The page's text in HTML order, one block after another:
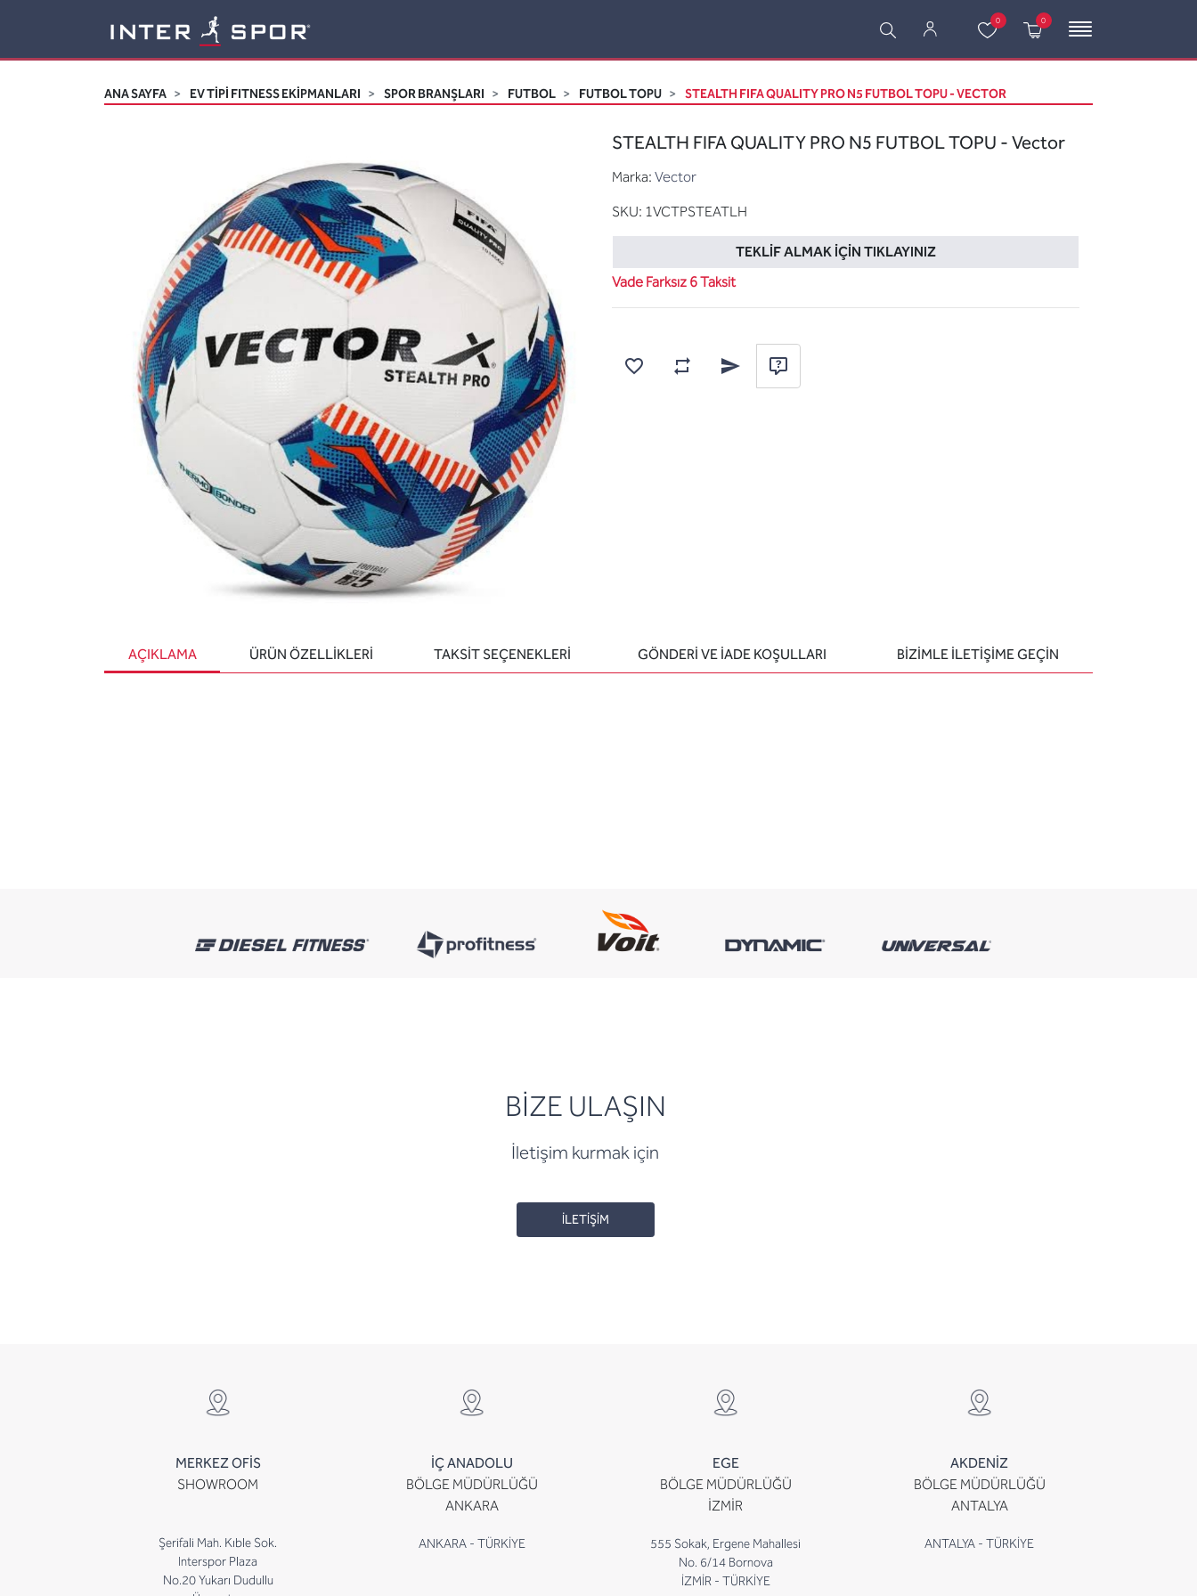
0 0
ANA SAYFA EV TİPİ FITNESS EKİPMANLARI SPOR BRANŞLARI FUTBOL FUTBOL TOPU STEALTH FIFA QUALITY PRO N5 FUTBOL TOPU - VECTOR
STEALTH FIFA QUALITY PRO N5 FUTBOL TOPU - Vector
Marka: Vector
SKU: 1VCTPSTEATLH
TEKLIF ALMAK İÇIN TIKLAYINIZ
Vade Farksız 6 Taksit
Favorilere ekle
Karşılaştırma listesine ekle
Arkadaşına e-posta ile gönder
Soru sor
AÇIKLAMA ÜRÜN ÖZELLIKLERI TAKSİT SEÇENEKLERİ GÖNDERİ VE İADE KOŞULLARI BIZIMLE ILETIŞIME GEÇIN
BİZE ULAŞIN
İletişim kurmak için
İLETİŞİM
MERKEZ OFİS
SHOWROOM
Şerifali Mah. Kıble Sok.
Interspor Plaza
No.20 Yukarı Dudullu
İÇ ANADOLU
BÖLGE MÜDÜRLÜĞÜ
ANKARA
ANKARA - TÜRKİYE
EGE
BÖLGE MÜDÜRLÜĞÜ
İZMİR
555 Sokak, Ergene Mahallesi
No. 6/14 Bornova
İZMİR - TÜRKİYE
AKDENİZ
BÖLGE MÜDÜRLÜĞÜ
ANTALYA
ANTALYA - TÜRKİYE